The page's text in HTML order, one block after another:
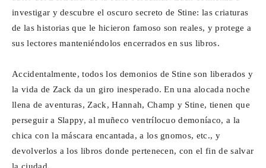
investigar y descubre el oscuro secreto de Stine: las criaturas
de las historias que le hicieron famoso son reales, y protege a
sus lectores manteniéndolos encerrados en sus libros.
Accidentalmente, todos los demonios de Stine son liberados y
la vida de Zack da un giro inesperado. En una alocada noche
llena de aventuras, Zack, Hannah, Champ y Stine, tienen que
perseguir a Slappy, al muñeco ventrílocuo demoníaco, a la
chica con la máscara encantada, a los gnomos, etc., y
devolverlos a los libros donde pertenecen, con el fin de salvar